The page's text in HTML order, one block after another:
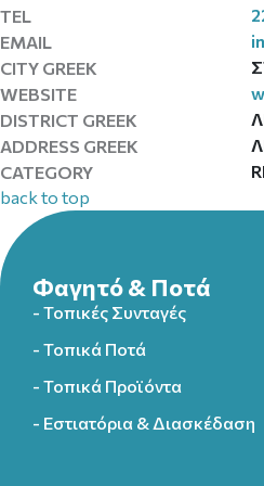
TEL
EMAIL
CITY GREEK
WEBSITE
DISTRICT GREEK
ADDRESS GREEK
CATEGORY
back to top
Φαγητό & Ποτά
- Τοπικές Συνταγές
- Τοπικά Ποτά
- Τοπικά Προϊόντα
- Εστιατόρια & Διασκέδαση